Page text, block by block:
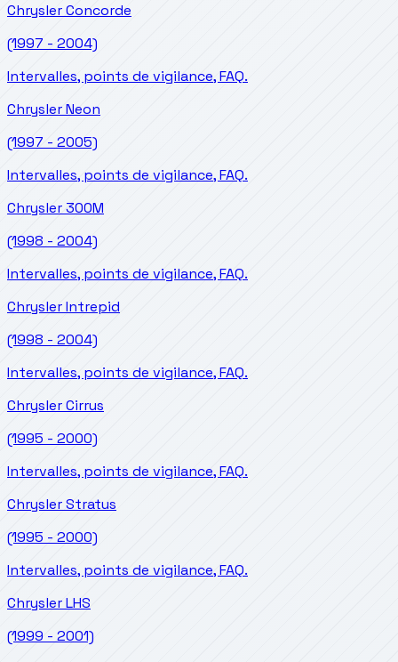
ChryslerConcorde
(1997 - 2004)
Intervalles, points de vigilance, FAQ.
ChryslerNeon
(1997 - 2005)
Intervalles, points de vigilance, FAQ.
Chrysler300M
(1998 - 2004)
Intervalles, points de vigilance, FAQ.
ChryslerIntrepid
(1998 - 2004)
Intervalles, points de vigilance, FAQ.
ChryslerCirrus
(1995 - 2000)
Intervalles, points de vigilance, FAQ.
ChryslerStratus
(1995 - 2000)
Intervalles, points de vigilance, FAQ.
ChryslerLHS
(1999 - 2001)